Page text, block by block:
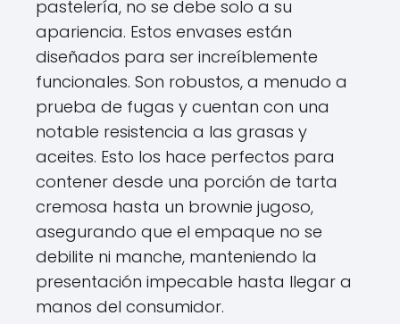
pastelería, no se debe solo a su
apariencia. Estos envases están
diseñados para ser increíblemente
funcionales. Son robustos, a menudo a
prueba de fugas y cuentan con una
notable resistencia a las grasas y
aceites. Esto los hace perfectos para
contener desde una porción de tarta
cremosa hasta un brownie jugoso,
asegurando que el empaque no se
debilite ni manche, manteniendo la
presentación impecable hasta llegar a
manos del consumidor.